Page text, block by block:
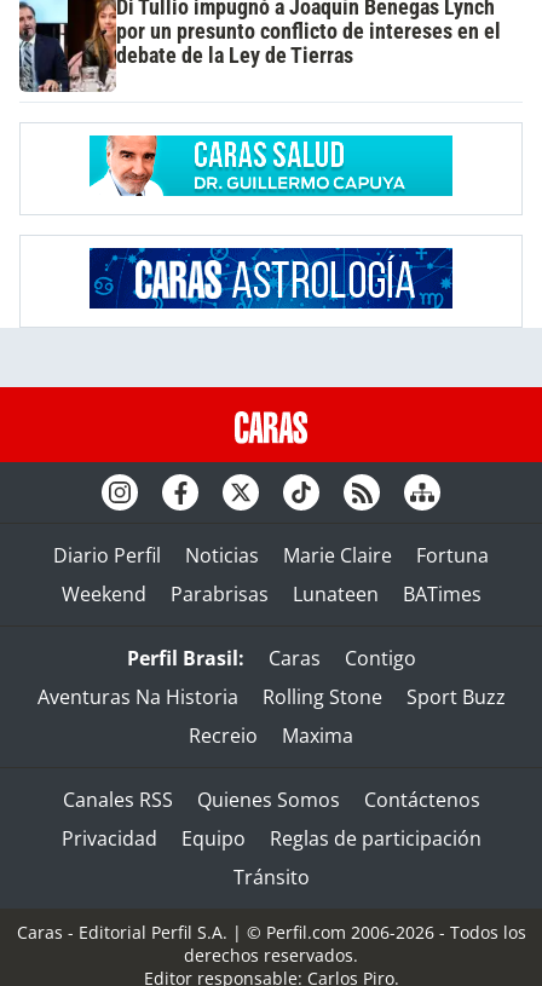
Di Tullio impugnó a Joaquín Benegas Lynch
por un presunto conflicto de intereses en el
debate de la Ley de Tierras
Diario Perfil Noticias Marie Claire
Fortuna
Weekend
Parabrisas Lunateen BATimes
Perfil Brasil: Caras
Contigo
Aventuras Na Historia
Rolling Stone
Sport Buzz
Recreio
Maxima
Canales RSS Quienes Somos
Contáctenos
Privacidad
Equipo
Reglas de participación
Tránsito
Caras - Editorial Perfil S.A. | © Perfil.com 2006-2026 - Todos los
derechos reservados.
Editor responsable: Carlos Piro.